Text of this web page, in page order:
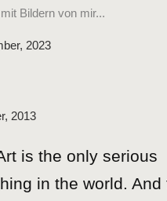
Bildern von mir...
2023
2013
is the only serious
in the world. And